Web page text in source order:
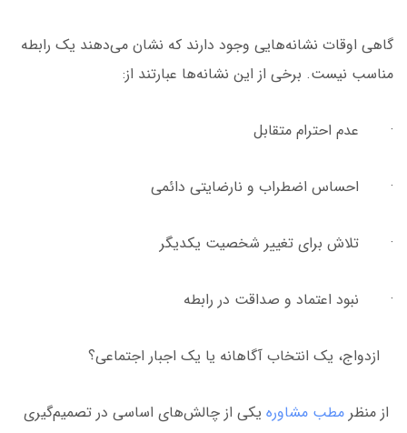
گاهی اوقات نشانه‌هایی وجود دارند که نشان می‌دهند یک رابطه
مناسب نیست. برخی از این نشانه‌ها عبارتند از:
· عدم احترام متقابل
· احساس اضطراب و نارضایتی دائمی
· تلاش برای تغییر شخصیت یکدیگر
· نبود اعتماد و صداقت در رابطه
ازدواج، یک انتخاب آگاهانه یا یک اجبار اجتماعی؟
از منظر مطب مشاوره یکی از چالش‌های اساسی در تصمیم‌گیری